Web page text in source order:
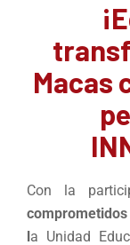
Macas
Con la
la Unidad